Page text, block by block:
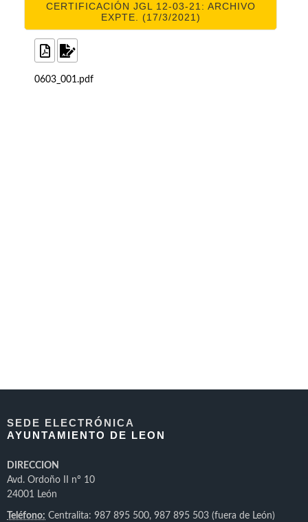
CERTIFICACIÓN JGL 12-03-21: ARCHIVO
EXPTE. (17/3/2021)
0603_001.pdf
SEDE ELECTRÓNICA
AYUNTAMIENTO DE LEON
DIRECCION
Avd. Ordoño II nº 10
24001 León
Teléfono: Centralita: 987 895 500, 987 895 503 (fuera de León)